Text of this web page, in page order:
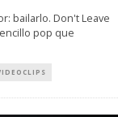
bailarlo. Don't Leave
pop que